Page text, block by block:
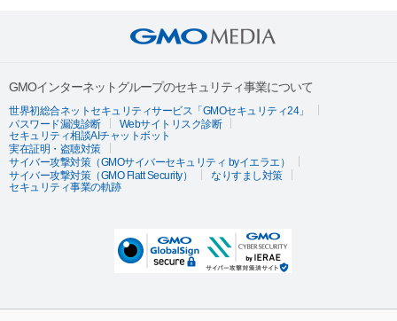
GMOインターネットグループのセキュリティ事業について
世界初総合ネットセキュリティサービス「GMOセキュリティ24」
パスワード漏洩診断
Webサイトリスク診断
セキュリティ相談AIチャットボット
実在証明・盗聴対策
サイバー攻撃対策（GMOサイバーセキュリティ byイエラエ）
サイバー攻撃対策（GMO Flatt Security）
なりすまし対策
セキュリティ事業の軌跡